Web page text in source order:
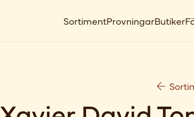
SortimentProvningarButiker